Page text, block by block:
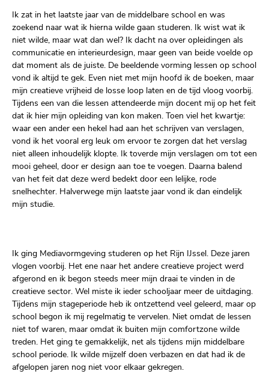
Ik zat in het laatste jaar van de middelbare school en was
zoekend naar wat ik hierna wilde gaan studeren. Ik wist wat ik
niet wilde, maar wat dan wel? Ik dacht na over opleidingen als
communicatie en interieurdesign, maar geen van beide voelde op
dat moment als de juiste. De beeldende vorming lessen op school
vond ik altijd te gek. Even niet met mijn hoofd ik de boeken, maar
mijn creatieve vrijheid de losse loop laten en de tijd vloog voorbij.
Tijdens een van die lessen attendeerde mijn docent mij op het feit
dat ik hier mijn opleiding van kon maken. Toen viel het kwartje:
waar een ander een hekel had aan het schrijven van verslagen,
vond ik het vooral erg leuk om ervoor te zorgen dat het verslag
niet alleen inhoudelijk klopte. Ik toverde mijn verslagen om tot een
mooi geheel, door er design aan toe te voegen. Daarna balend
van het feit dat deze werd bedekt door een lelijke, rode
snelhechter. Halverwege mijn laatste jaar vond ik dan eindelijk
mijn studie.
Ik ging Mediavormgeving studeren op het Rijn IJssel. Deze jaren
vlogen voorbij. Het ene naar het andere creatieve project werd
afgerond en ik begon steeds meer mijn draai te vinden in de
creatieve sector. Wel miste ik ieder schooljaar meer de uitdaging.
Tijdens mijn stageperiode heb ik ontzettend veel geleerd, maar op
school begon ik mij regelmatig te vervelen. Niet omdat de lessen
niet tof waren, maar omdat ik buiten mijn comfortzone wilde
treden. Het ging te gemakkelijk, net als tijdens mijn middelbare
school periode. Ik wilde mijzelf doen verbazen en dat had ik de
afgelopen jaren nog niet voor elkaar gekregen.